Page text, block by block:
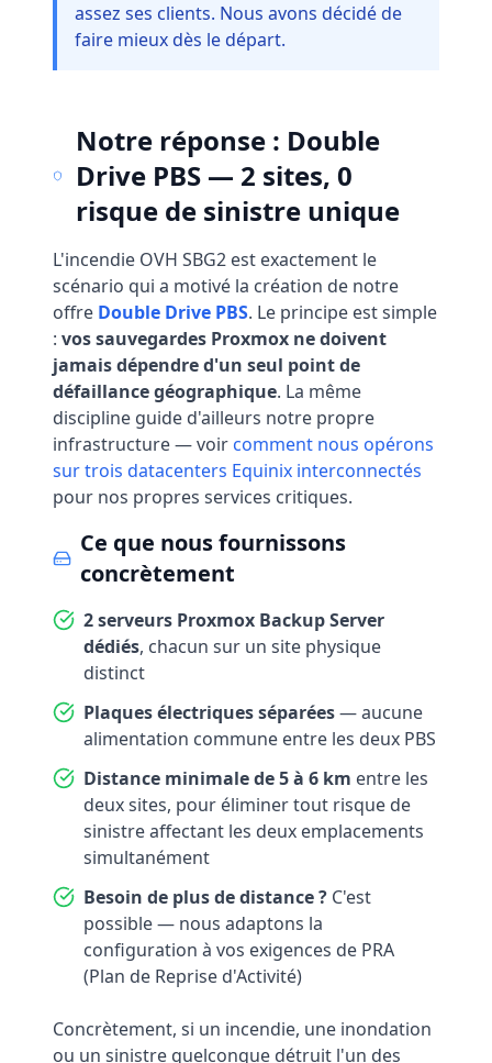
assez ses clients. Nous avons décidé de
faire mieux dès le départ.
Notre réponse : Double
Drive PBS — 2 sites, 0
risque de sinistre unique
L'incendie OVH SBG2 est exactement le
scénario qui a motivé la création de notre
offre Double Drive PBS. Le principe est simple
: vos sauvegardes Proxmox ne doivent
jamais dépendre d'un seul point de
défaillance géographique. La même
discipline guide d'ailleurs notre propre
infrastructure — voir comment nous opérons
sur trois datacenters Equinix interconnectés
pour nos propres services critiques.
Ce que nous fournissons
concrètement
2 serveurs Proxmox Backup Server
dédiés, chacun sur un site physique
distinct
Plaques électriques séparées— aucune
alimentation commune entre les deux PBS
Distance minimale de 5 à 6 km entre les
deux sites, pour éliminer tout risque de
sinistre affectant les deux emplacements
simultanément
Besoin de plus de distance ? C'est
possible — nous adaptons la
configuration à vos exigences de PRA
(Plan de Reprise d'Activité)
Concrètement, si un incendie, une inondation
ou un sinistre quelconque détruit l'un des